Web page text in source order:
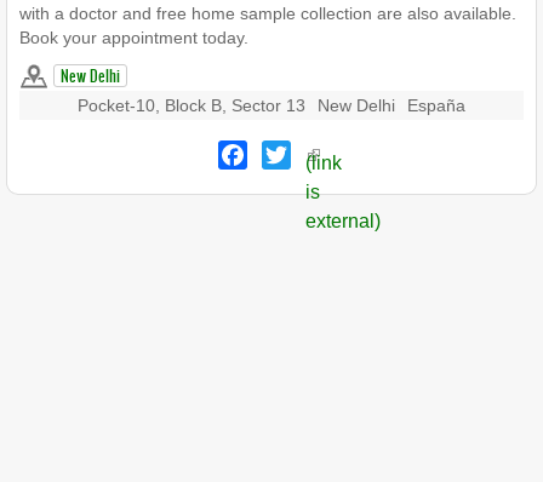
with a doctor and free home sample collection are also available.
Book your appointment today.
New Delhi
Pocket-10, Block B, Sector 13 New Delhi España
Facebook
Twitter
(link
is
external)